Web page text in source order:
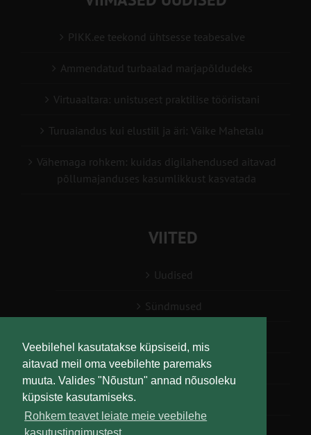
Veebilehel kasutatakse küpsiseid, mis
aitavad meil oma veebilehte paremaks
muuta. Valides "Nõustun" annad nõusoleku
küpsiste kasutamiseks.
Rohkem teavet leiate meie veebilehe
PIKK.ee teekond ühtsesse teabesalve
Ammendatud turbaalad marjapõldudeks
Virtuaaltara: unistusest praktilise tööriistani
Turuaiandus kui elustiil ja äri: Väike Mahetalu
Vähemaga rohkem: kuidas digilahendused aitavad
põllumajanduses kasumlikkust kasvatada
VIITED
Uudised
Sündmused
Teabesalv
Liitu uudiskirjaga